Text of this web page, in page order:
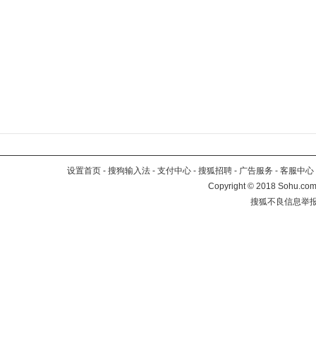
设置首页 - 搜狗输入法 - 支付中心 - 搜狐招聘 - 广告服务 - 客服中心
Copyright©2018
搜狐不良信息举